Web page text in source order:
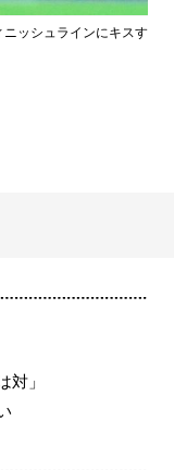
ッシュラインにキスす
対」